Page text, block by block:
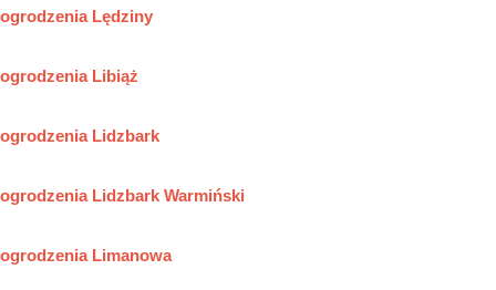
ogrodzenia Lędziny
ogrodzenia Libiąż
ogrodzenia Lidzbark
ogrodzenia Lidzbark Warmiński
ogrodzenia Limanowa